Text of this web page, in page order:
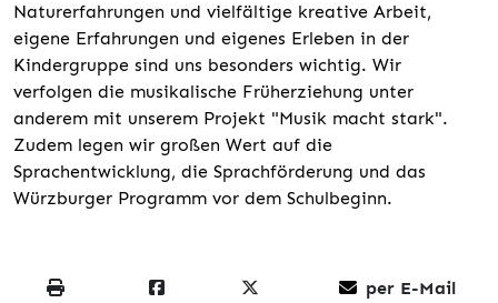
Naturerfahrungen und vielfältige kreative Arbeit,
eigene Erfahrungen und eigenes Erleben in der
Kindergruppe sind uns besonders wichtig. Wir
verfolgen die musikalische Früherziehung unter
anderem mit unserem Projekt "Musik macht stark".
Zudem legen wir großen Wert auf die
Sprachentwicklung, die Sprachförderung und das
Würzburger Programm vor dem Schulbeginn.
per E-Mail